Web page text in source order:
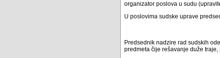
organizator poslova u sudu
U poslovima sudske uprave
Predsednik nadzire rad sudskih
predmeta čije rešavanje duže